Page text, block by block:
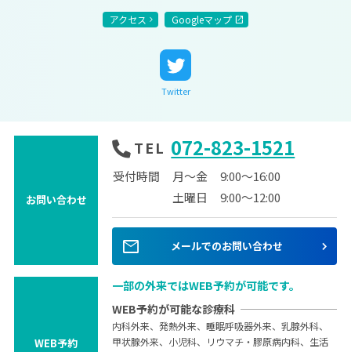
アクセス Googleマップ
Twitter
お問い合わせ
TEL 072-823-1521
受付時間 月～金
9:00～16:00
土曜日
9:00～12:00
mail メールでのお問い合わせ
WEB予約
一部の外来ではWEB予約が可能です。
WEB予約が可能な診療科
内科外来、発熱外来、睡眠呼吸器外来、乳腺外科、
甲状腺外来、小児科、リウマチ・膠原病内科、生活